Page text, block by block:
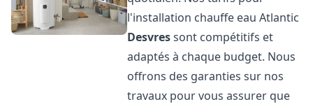
l'installation chauffe eau Atlantic
Desvressont compétitifs et
adaptés à chaque budget. Nous
offrons des garanties sur nos
travaux pour vous assurer que